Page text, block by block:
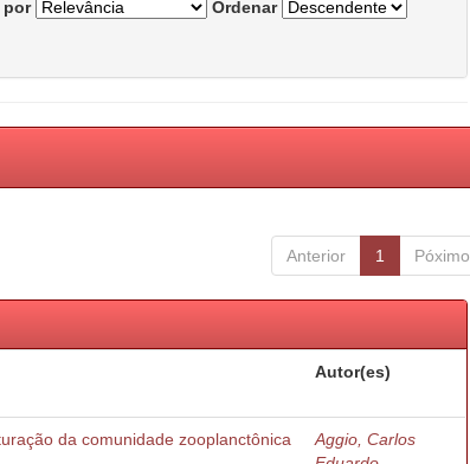
por
Ordenar
Anterior 1 Póximo
Autor(es)
da comunidade zooplanctônica
Aggio, Carlos